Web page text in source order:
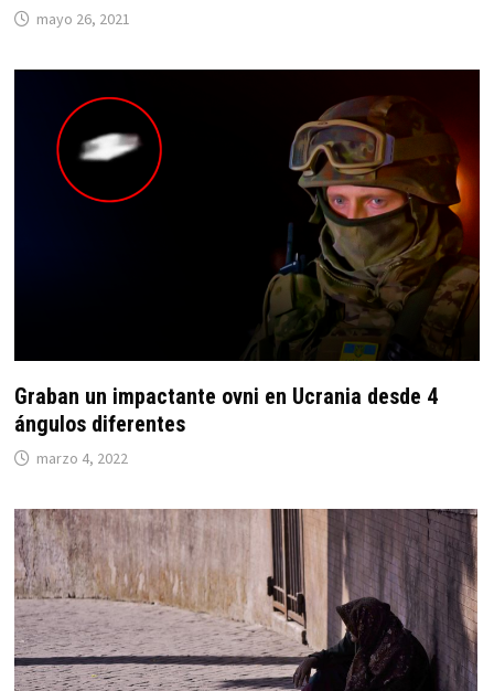
mayo 26, 2021
Graban un impactante ovni en Ucrania desde 4
ángulos diferentes
marzo 4, 2022